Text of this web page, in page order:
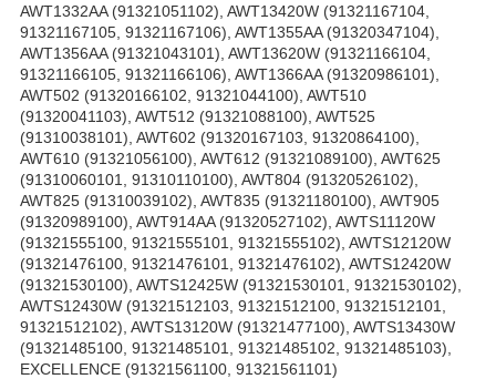
AWT1332AA (91321051102), AWT13420W (91321167104,
91321167105, 91321167106), AWT1355AA (91320347104),
AWT1356AA (91321043101), AWT13620W (91321166104,
91321166105, 91321166106), AWT1366AA (91320986101),
AWT502 (91320166102, 91321044100), AWT510
(91320041103), AWT512 (91321088100), AWT525
(91310038101), AWT602 (91320167103, 91320864100),
AWT610 (91321056100), AWT612 (91321089100), AWT625
(91310060101, 91310110100), AWT804 (91320526102),
AWT825 (91310039102), AWT835 (91321180100), AWT905
(91320989100), AWT914AA (91320527102), AWTS11120W
(91321555100, 91321555101, 91321555102), AWTS12120W
(91321476100, 91321476101, 91321476102), AWTS12420W
(91321530100), AWTS12425W (91321530101, 91321530102),
AWTS12430W (91321512103, 91321512100, 91321512101,
91321512102), AWTS13120W (91321477100), AWTS13430W
(91321485100, 91321485101, 91321485102, 91321485103),
EXCELLENCE (91321561100, 91321561101)